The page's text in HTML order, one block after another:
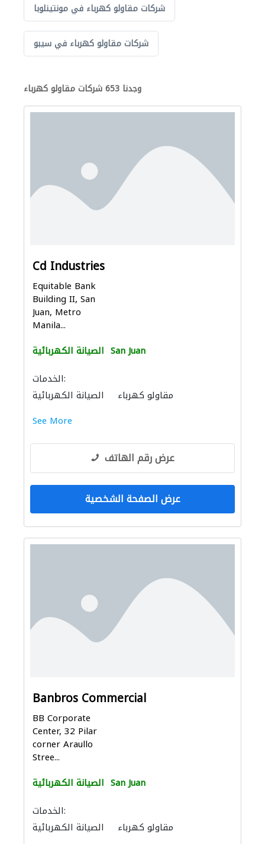
شركات مقاولو كهرباء في مونتينلوبا
شركات مقاولو كهرباء في سيبو
وجدنا 653 شركات مقاولو كهرباء
Cd Industries
Equitable Bank
Building II, San
Juan, Metro
Manila...
الصيانة الكهربائية San Juan
الخدمات:
الصيانة الكهربائية
مقاولو كهرباء
See More
عرض رقم الهاتف
عرض الصفحة الشخصية
Banbros Commercial
BB Corporate
Center, 32 Pilar
corner Araullo
Stree...
الصيانة الكهربائية San Juan
الخدمات:
الصيانة الكهربائية
مقاولو كهرباء